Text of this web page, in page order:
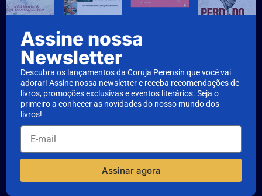
Assine nossa
Newsletter
Descubra os lançamentos da Coruja Perensin que você vai
adorar! Assine nossa newsletter e receba recomendações de
livros, promoções exclusivas e eventos literários. Seja o
primeiro a conhecer as novidades do nosso mundo dos
livros!
Assinar agora